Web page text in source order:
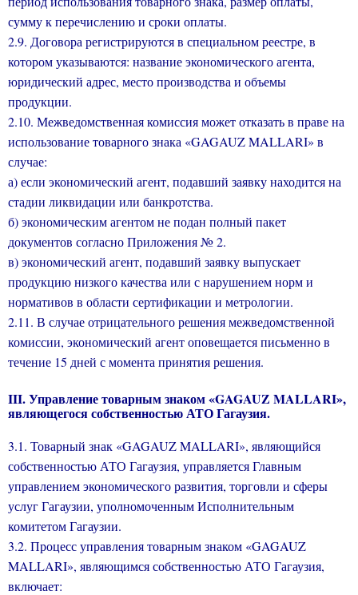
сумму к перечислению и сроки оплаты.
2.9. Договора регистрируются в специальном реестре, в
котором указываются: название экономического агента,
юридический адрес, место производства и объемы
продукции.
2.10. Межведомственная комиссия может отказать в праве на
использование товарного знака «GAGAUZ MALLARI» в
случае:
а) если экономический агент, подавший заявку находится на
стадии ликвидации или банкротства.
б) экономическим агентом не подан полный пакет
документов согласно Приложения № 2.
в) экономический агент, подавший заявку выпускает
продукцию низкого качества или с нарушением норм и
нормативов в области сертификации и метрологии.
2.11. В случае отрицательного решения межведомственной
комиссии, экономический агент оповещается письменно в
течение 15 дней с момента принятия решения.
III. Управление товарным знаком «GAGAUZ MALLARI»,
являющегося собственностью АТО Гагаузия.
3.1. Товарный знак «GAGAUZ MALLARI», являющийся
собственностью АТО Гагаузия, управляется Главным
управлением экономического развития, торговли и сферы
услуг Гагаузии, уполномоченным Исполнительным
комитетом Гагаузии.
3.2. Процесс управления товарным знаком «GAGAUZ
MALLARI», являющимся собственностью АТО Гагаузия,
включает: